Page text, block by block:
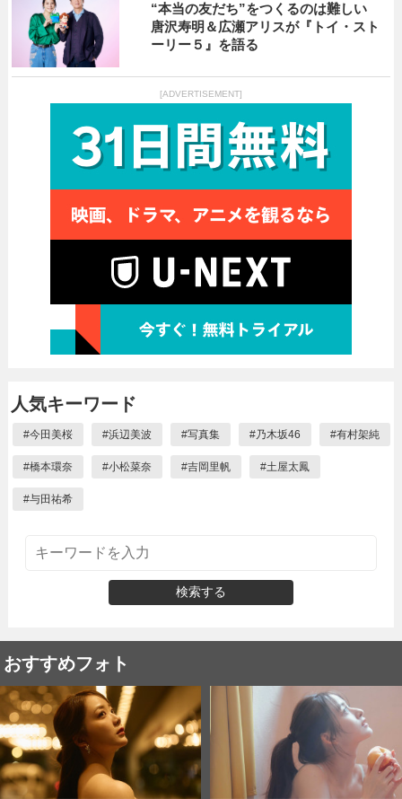
“本当の友だち”をつくるのは難しい
唐沢寿明＆広瀬アリスが『トイ・スト
ーリー５』を語る
[ADVERTISEMENT]
人気キーワード
#今田美桜 #浜辺美波 #写真集 #乃木坂46 #有村架純
#橋本環奈 #小松菜奈 #吉岡里帆 #土屋太鳳
#与田祐希
検索する
おすすめフォト